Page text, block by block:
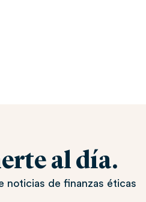
al día.
noticias de finanzas éticas